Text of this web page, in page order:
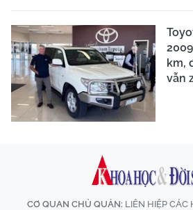
km,
vẫn
CƠ QUAN CHỦ QUẢN: LIÊN HIỆP CÁC